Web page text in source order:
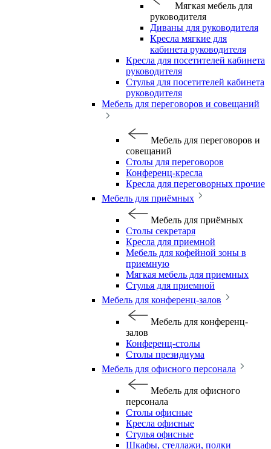
Мягкая мебель для
руководителя
Диваны для руководителя
Кресла мягкие для
кабинета руководителя
Кресла для посетителей кабинета
руководителя
Стулья для посетителей кабинета
руководителя
Мебель для переговоров и совещаний
Мебель для переговоров и
совещаний
Столы для переговоров
Конференц-кресла
Кресла для переговорных прочие
Мебель для приёмных
Мебель для приёмных
Столы секретаря
Кресла для приемной
Мебель для кофейной зоны в
приемную
Мягкая мебель для приемных
Стулья для приемной
Мебель для конференц-залов
Мебель для конференц-
залов
Конференц-столы
Столы президиума
Мебель для офисного персонала
Мебель для офисного
персонала
Столы офисные
Кресла офисные
Стулья офисные
Шкафы, стеллажи, полки